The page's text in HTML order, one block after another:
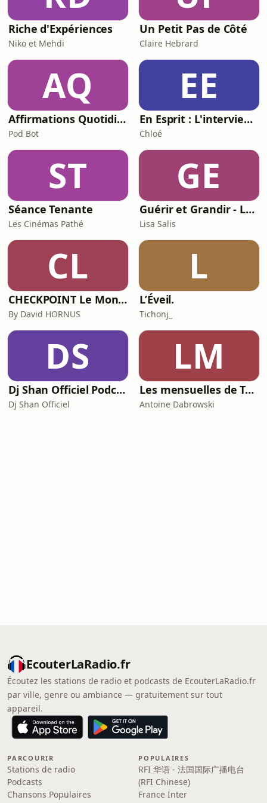
Riche d'Expériences
Niko et Mehdi
Un Petit Pas de Côté
Claire Hebrard
AQ
Affirmations Quotidiennes - Richesse
Pod Bot
EE
En Esprit : L'interview de l'humain derrière l'artiste avec Chloé
Chloé
ST
Séance Tenante
Les Cinémas Pathé
GE
Guérir et Grandir - Le podcast santé et nutrition de Lisa Salis (@lisasalislife)
Lisa Salis
CL
CHECKPOINT Le Monde de la Sécurité Privée (Intelligence économique, Défense et sécurité)
By David HORNUS
L
L’Éveil.
Tichonj_
DS
Dj Shan Officiel Podcast
Dj Shan Officiel
LM
Les mensuelles de Tsugi Radio
Antoine Dabrowski
EcouterLaRadio.fr
Écoutez les stations de radio et podcasts de EcouterLaRadio.fr
par ville, genre ou ambiance — gratuitement sur tout
appareil.
PARCOURIR
Stations de radio
Podcasts
Chansons Populaires
POPULAIRES
RFI 华语 - 法国国际广播电台
(RFI Chinese)
France Inter